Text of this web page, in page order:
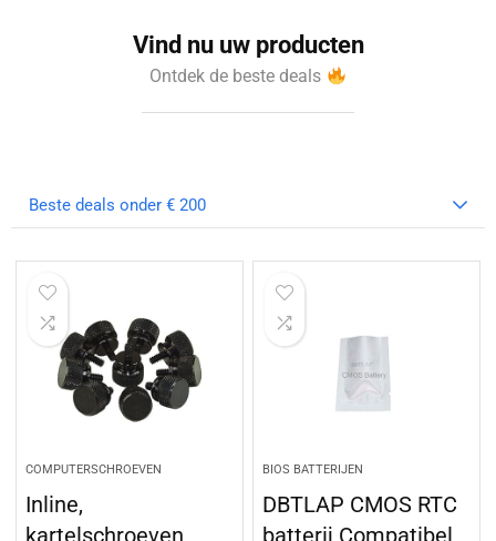
Vind nu uw producten
Ontdek de beste deals
Beste deals onder € 200
COMPUTERSCHROEVEN
Inline,
kartelschroeven
BIOS BATTERIJEN
DBTLAP CMOS RTC
batterij Compatibel